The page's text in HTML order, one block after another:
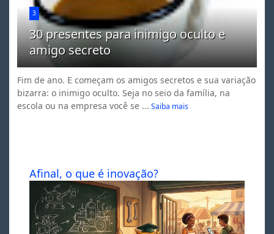
3
30 presentes para inimigo oculto e
amigo secreto
Fim de ano. E começam os amigos secretos e sua variação
bizarra: o inimigo oculto. Seja no seio da família, na
escola ou na empresa você se ... Saiba mais
Afinal, o que é inovação?